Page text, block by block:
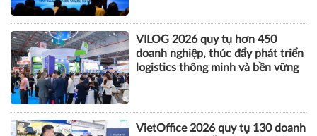
VILOG 2026 quy tụ hơn 450
doanh nghiệp, thúc đẩy phát triển
logistics thông minh và bền vững
VietOffice 2026 quy tụ 130 doanh